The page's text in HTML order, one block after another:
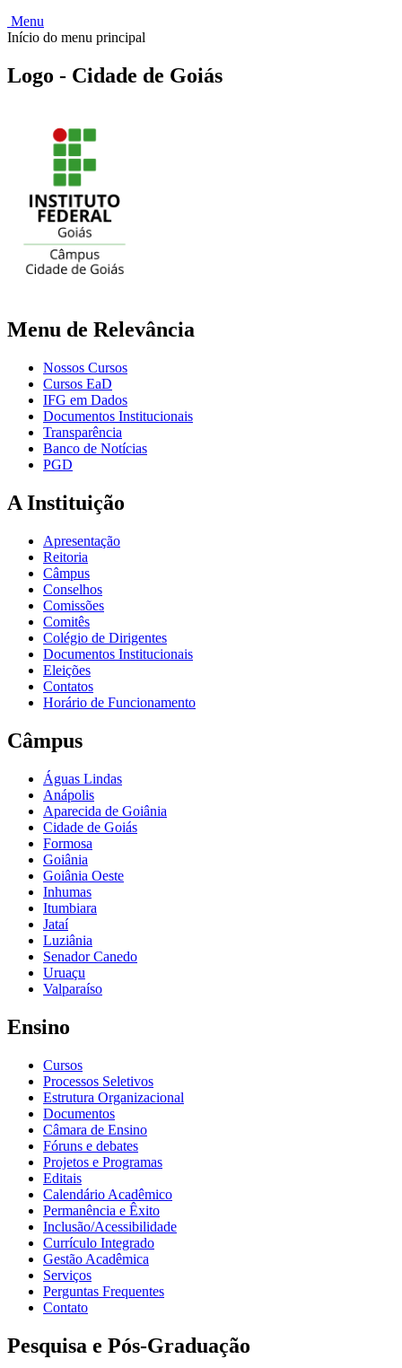
Menu
Início do menu principal
Logo - Cidade de Goiás
Menu de Relevância
Nossos Cursos
Cursos EaD
IFG em Dados
Documentos Institucionais
Transparência
Banco de Notícias
PGD
A Instituição
Apresentação
Reitoria
Câmpus
Conselhos
Comissões
Comitês
Colégio de Dirigentes
Documentos Institucionais
Eleições
Contatos
Horário de Funcionamento
Câmpus
Águas Lindas
Anápolis
Aparecida de Goiânia
Cidade de Goiás
Formosa
Goiânia
Goiânia Oeste
Inhumas
Itumbiara
Jataí
Luziânia
Senador Canedo
Uruaçu
Valparaíso
Ensino
Cursos
Processos Seletivos
Estrutura Organizacional
Documentos
Câmara de Ensino
Fóruns e debates
Projetos e Programas
Editais
Calendário Acadêmico
Permanência e Êxito
Inclusão/Acessibilidade
Currículo Integrado
Gestão Acadêmica
Serviços
Perguntas Frequentes
Contato
Pesquisa e Pós-Graduação